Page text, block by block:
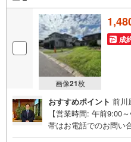
画像21枚
成
おすすめポイント 前川
【営業時間: 午前
帯はお電話でのお問い